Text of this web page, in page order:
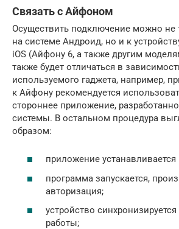
Связать с Айфоном
Осуществить подключение можно не
на системе Андроид, но и к
iOS (Айфону 6, а также другим
также будет отличаться в
используемого гаджета, например,
к Айфону рекомендуется
стороннее приложение,
системы. В остальном процедура
образом:
приложение
программа запускается,
авторизация;
устройство
работы;